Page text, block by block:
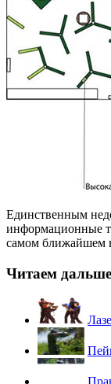
Единственным
информационные
самом ближайшем
Читаем